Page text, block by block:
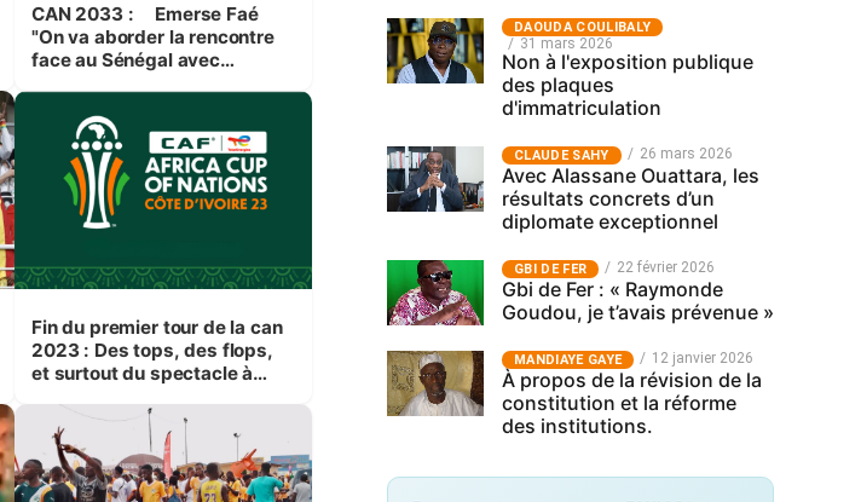
CAN 2033 : Emerse Faé
"On va aborder la rencontre
face au Sénégal avec
Fin du premier tour de la can
2023 : Des tops, des flops,
et surtout du spectacle à
‎DAOUDA COULIBALY
31 mars 2026
Non à l'exposition publique
des plaques
d'immatriculation
CLAUDE SAHY 26 mars 2026
Avec Alassane Ouattara, les
résultats concrets d’un
diplomate exceptionnel
GBI DE FER 22 février 2026
Gbi de Fer : « Raymonde
Goudou, je t’avais prévenue »
MANDIAYE GAYE 12 janvier 2026
À propos de la révision de la
constitution et la réforme
des institutions.